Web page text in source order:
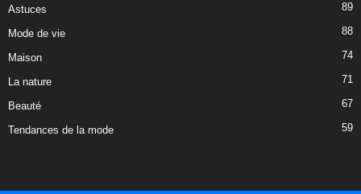
Astuces 89
Mode de vie 88
Maison 74
La nature 71
Beauté 67
Tendances de la mode 59